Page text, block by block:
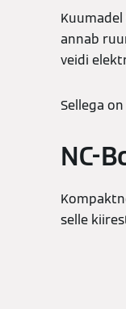
annab
veidi
Sellega
NC-
selle